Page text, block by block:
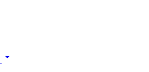
arrow_drop_down